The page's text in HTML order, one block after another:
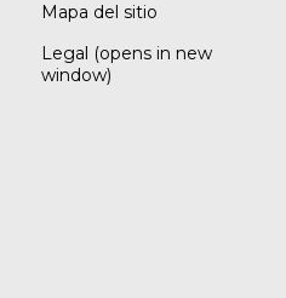
Mapa del sitio
Legal (opens in new
window)